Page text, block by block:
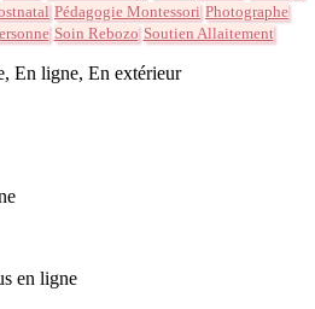
Pédagogie Montessori Photographe
Soin Rebozo Soutien Allaitement
En ligne, En extérieur
en ligne